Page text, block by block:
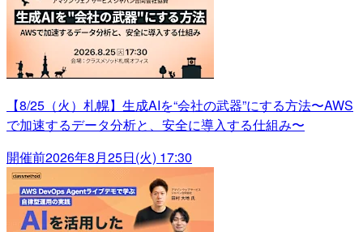
【8/25（火）札幌】生成AIを“会社の武器”にする方法〜AWS
で加速するデータ分析と、安全に導入する仕組み〜
開催前2026年8月25日(火) 17:30